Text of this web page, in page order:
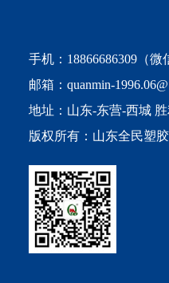
手机： 18866686309（微
邮箱： quanmin-
地址：山东-东营-西城
版权所有：山东全民塑